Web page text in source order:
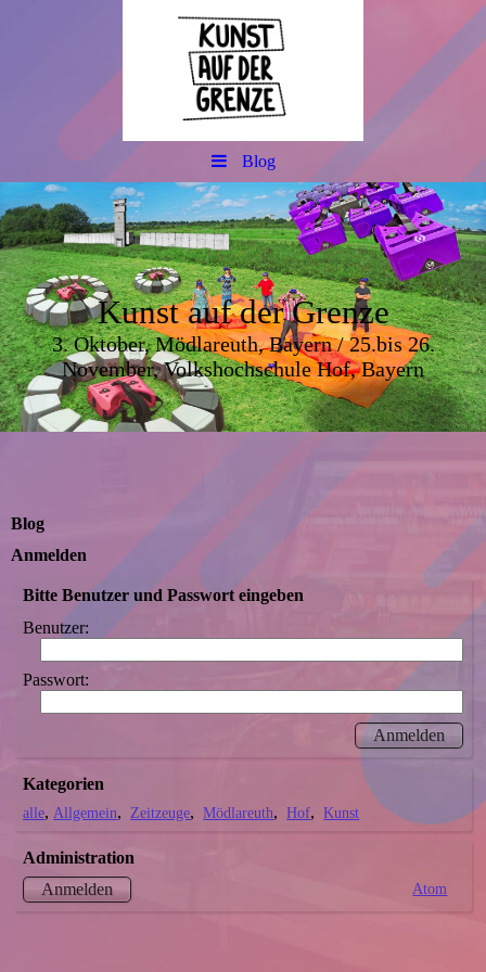
Blog
Kunst auf der Grenze
3. Oktober, Mödlareuth, Bayern / 25.bis 26.
November, Volkshochschule Hof, Bayern
Blog
Anmelden
Bitte Benutzer und Passwort eingeben
Benutzer:
Passwort:
Kategorien
alle Allgemein Zeitzeuge Mödlareuth Hof Kunst
Administration
Anmelden
Atom